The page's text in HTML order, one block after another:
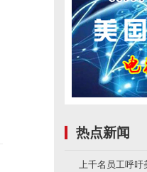
热点新闻
上千名员工呼吁